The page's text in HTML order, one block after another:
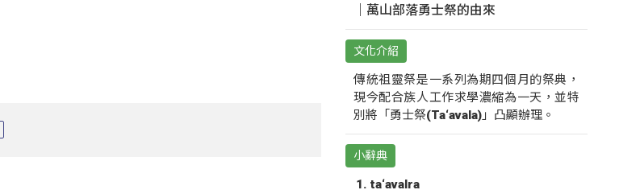
｜萬山部落勇士祭的由來
文化介紹
傳統祖靈祭是一系列為期四個月的祭典，
現今配合族人工作求學濃縮為一天，並特
別將「勇士祭(Ta‘avala)」凸顯辦理。
小辭典
ta‘avalra